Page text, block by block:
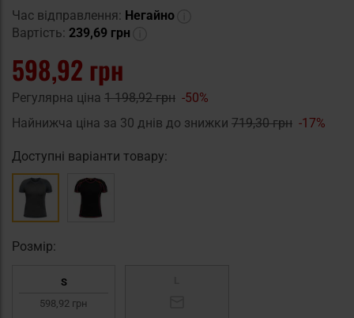
Час відправлення: Негайно
Вартість: 239,69 грн
598,92 грн
Регулярна ціна 1 198,92 грн -50%
Найнижча ціна за 30 днів до знижки 719,30 грн -17%
Доступні варіанти товару:
Pозмір:
S
598,92 грн